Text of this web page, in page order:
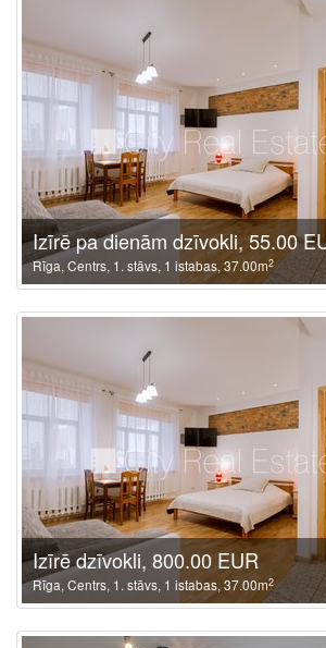
Izīrē pa dienām dzīvokli, 55.00
Rīga, Centrs, 1. stāvs, 1 istabas, 37.00m2
Izīrē dzīvokli, 800.00 EUR
Rīga, Centrs, 1. stāvs, 1 istabas, 37.00m2